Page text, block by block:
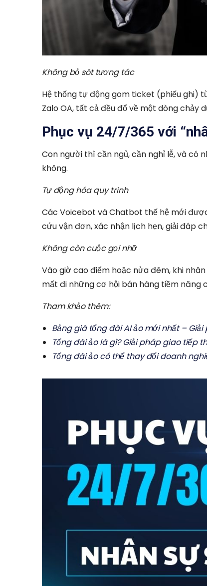
Không bỏ sót tương tác
Hệ thống tự động gom ticket (phiếu ghi)
Zalo OA, tất cả đều đổ về một dòng chảy
Phục vụ 24/7/365 với
Con người thì cần ngủ, cần nghỉ lễ, và có
không.
Tự động hóa quy trình
Các Voicebot và Chatbot thế hệ mới
cứu vận đơn, xác nhận lịch hẹn, giải đáp
Không còn cuộc gọi nhỡ
Vào giờ cao điểm hoặc nửa đêm, khi
mất đi những cơ hội bán hàng tiềm năng
Tham khảo thêm:
Bảng giá tổng đài AI ảo mới nhất –
Tổng đài ảo là gì? Giải pháp giao tiếp
Tổng đài ảo có thể thay đổi doanh